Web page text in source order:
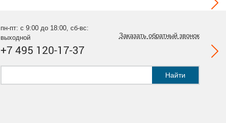
пн-пт: с 9:00 до 18:00, сб-вс:
выходной
+7 495 120-17-37
Заказать обратный звонок
Найти